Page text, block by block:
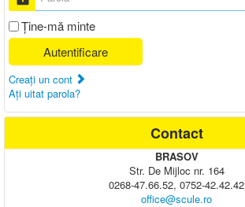
Ţine-mă minte
Autentificare
Creaţi un cont
Aţi uitat parola?
Contact
BRASOV
Str. De Mijloc nr. 164
0268-47.66.52, 0752-42.42.42
office@scule.ro